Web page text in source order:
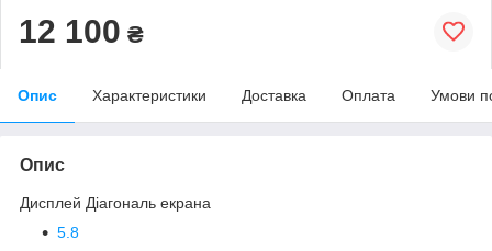
12 100 ₴
Опис Характеристики Доставка Оплата Умови
Опис
Дисплей Діагональ екрана
5.8